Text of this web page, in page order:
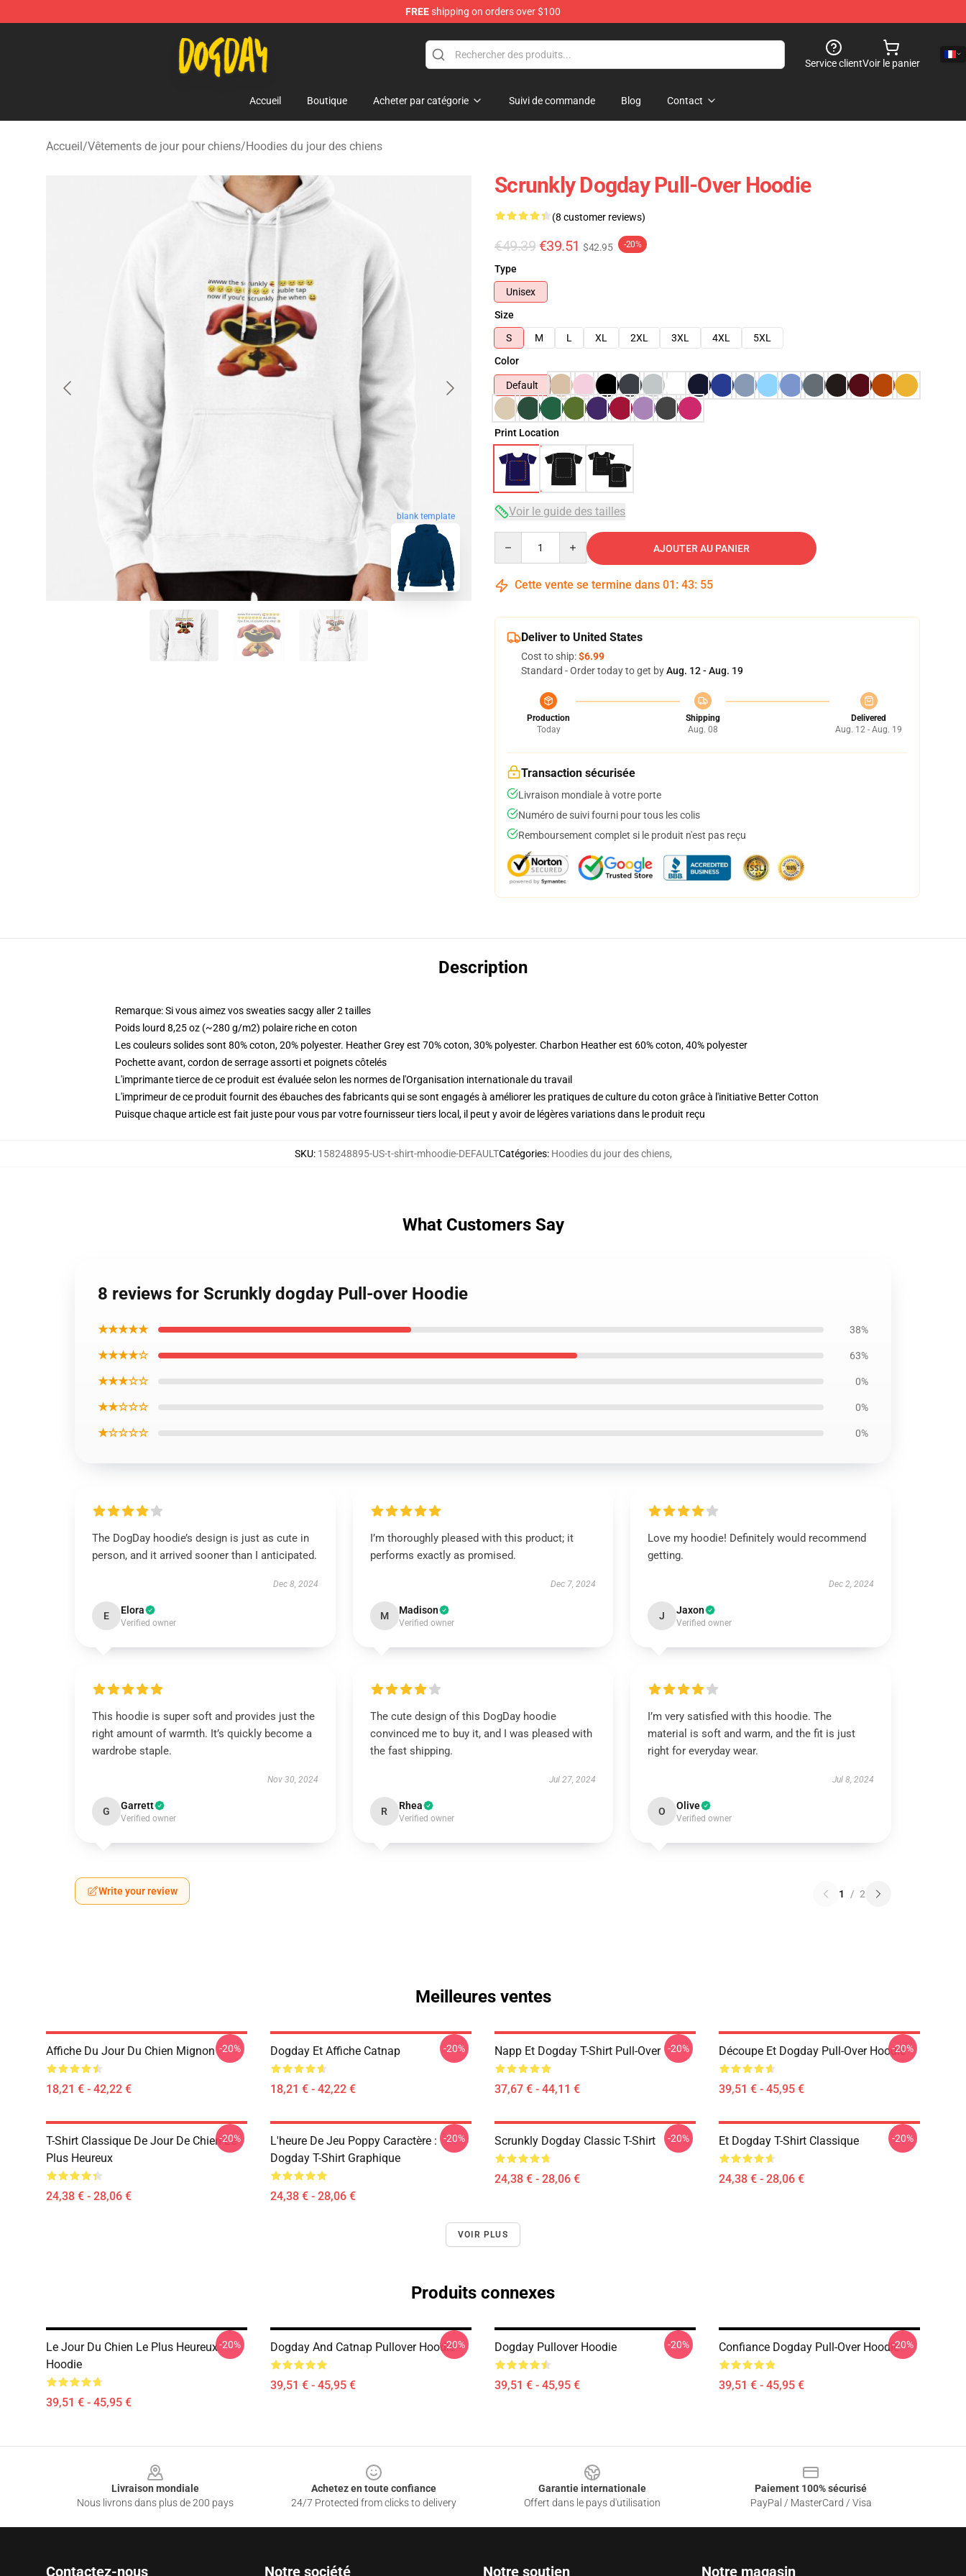
FREEshipping on orders over $100
DogDay Store - Official DogDay Merchandise Shop
Service clientVoir le panier
Accueil Boutique Acheter par catégorie Suivi de commande Blog Contact
Accueil/Vêtements de jour pour chiens/Hoodies du jour des chiens
blank template
Scrunkly Dogday Pull-Over Hoodie
(8 customer reviews)
€49.39 €39.51 $42.95 -20%
Type
Unisex
Size
S
M L XL 2XL 3XL 4XL
5XL
Color
Default
Print Location
Voir le guide des tailles
AJOUTER AU PANIER
Cette vente se termine dans 01 : 43: 54
Deliver to United States
Cost to ship:$6.99
Standard - Order today to get byAug. 12 - Aug. 19
Production
Today
Shipping
Aug. 08
Delivered
Aug. 12 - Aug. 19
Transaction sécurisée
Livraison mondiale à votre porte
Numéro de suivi fourni pour tous les colis
Remboursement complet si le produit n'est pas reçu
Description
Remarque: Si vous aimez vos sweaties sacgy aller 2 tailles
Poids lourd 8,25 oz (~280 g/m2) polaire riche en coton
Les couleurs solides sont 80% coton, 20% polyester. Heather Grey est 70% coton, 30% polyester. Charbon Heather est 60% coton, 40% polyester
Pochette avant, cordon de serrage assorti et poignets côtelés
L'imprimante tierce de ce produit est évaluée selon les normes de l'Organisation internationale du travail
L'imprimeur de ce produit fournit des ébauches des fabricants qui se sont engagés à améliorer les pratiques de culture du coton grâce à l'initiative Better Cotton
Puisque chaque article est fait juste pour vous par votre fournisseur tiers local, il peut y avoir de légères variations dans le produit reçu
SKU: 158248895-US-t-shirt-mhoodie-DEFAULTCatégories: Hoodies du jour des chiens,
What Customers Say
8 reviews for Scrunkly dogday Pull-over Hoodie
★★★★★ 38%
★★★★☆ 63%
★★★☆☆ 0%
★★☆☆☆ 0%
★☆☆☆☆ 0%
The DogDay hoodie’s design is just as cute in
person, and it arrived sooner than I anticipated.
Dec 8, 2024
E Elora
Verified owner
I’m thoroughly pleased with this product; it
performs exactly as promised.
Dec 7, 2024
M Madison
Verified owner
Love my hoodie! Definitely would recommend
getting.
Dec 2, 2024
J Jaxon
Verified owner
This hoodie is super soft and provides just the
right amount of warmth. It’s quickly become a
wardrobe staple.
Nov 30, 2024
G Garrett
Verified owner
The cute design of this DogDay hoodie
convinced me to buy it, and I was pleased with
the fast shipping.
Jul 27, 2024
R Rhea
Verified owner
I’m very satisfied with this hoodie. The
material is soft and warm, and the fit is just
right for everyday wear.
Jul 8, 2024
O Olive
Verified owner
Write your review 1 / 2
Meilleures ventes
Affiche Du Jour Du Chien Mignon
18,21 € - 42,22 €
-20% Dogday Et Affiche Catnap
18,21 € - 42,22 €
-20% Napp Et Dogday T-Shirt Pull-Over
37,67 € - 44,11 €
-20% Découpe Et Dogday Pull-Over Hoodie
39,51 € - 45,95 €
-20%
T-Shirt Classique De Jour De Chien Le
Plus Heureux
24,38 € - 28,06 €
-20%
L'heure De Jeu Poppy Caractère :
Dogday T-Shirt Graphique
24,38 € - 28,06 €
-20% Scrunkly Dogday Classic T-Shirt
24,38 € - 28,06 €
-20% Et Dogday T-Shirt Classique
24,38 € - 28,06 €
-20%
VOIR PLUS
Produits connexes
Le Jour Du Chien Le Plus Heureux
Hoodie
39,51 € - 45,95 €
-20% Dogday And Catnap Pullover Hoodie
39,51 € - 45,95 €
-20% Dogday Pullover Hoodie
39,51 € - 45,95 €
-20% Confiance Dogday Pull-Over Hoodie
39,51 € - 45,95 €
-20%
Livraison mondiale
Nous livrons dans plus de 200 pays
Achetez en toute confiance
24/7 Protected from clicks to delivery
Garantie internationale
Offert dans le pays d'utilisation
Paiement 100% sécurisé
PayPal / MasterCard / Visa
Contactez-nous Notre société Notre soutien Notre magasin